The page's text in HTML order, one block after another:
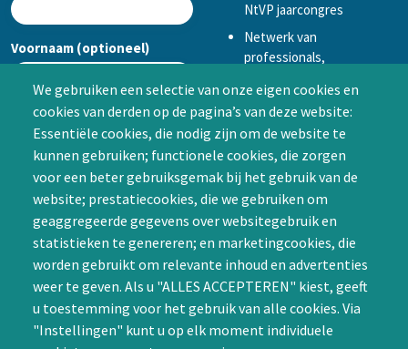
We gebruiken een selectie van onze eigen cookies en
cookies van derden op de pagina’s van deze website:
Essentiële cookies, die nodig zijn om de website te
kunnen gebruiken; functionele cookies, die zorgen
voor een beter gebruiksgemak bij het gebruik van de
website; prestatiecookies, die we gebruiken om
geaggregeerde gegevens over websitegebruik en
statistieken te genereren; en marketingcookies, die
worden gebruikt om relevante inhoud en advertenties
weer te geven. Als u "ALLES ACCEPTEREN" kiest, geeft
u toestemming voor het gebruik van alle cookies. Via
"Instellingen" kunt u op elk moment individuele
Voornaam (optioneel)
Achternaam (optioneel)
CAPTCHA
NtVP jaarcongres
Netwerk van
professionals,
samenwerken in een van
de Special Interest
Groepen (SIG’s) of zelf een
SIG initiëren
Word lid